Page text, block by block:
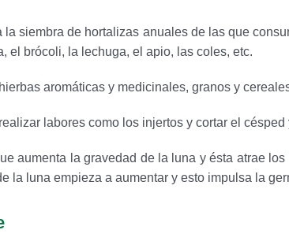
la siembra de hortalizas anuales de las que
el brócoli, la lechuga, el apio, las coles, etc.
aromáticas y medicinales, granos y
labores como los injertos y cortar el
aumenta la gravedad de la luna y ésta atrae
la luna empieza a aumentar y esto impulsa la